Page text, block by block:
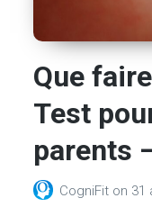
Que
Test
parents
CogniFit on 31